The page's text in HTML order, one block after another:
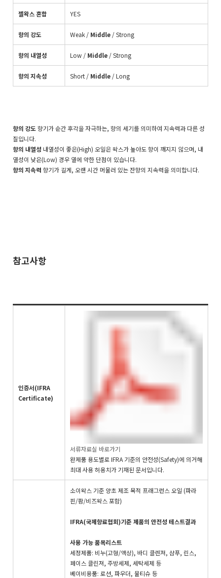
젤왁스 혼합 YES
향의 강도 Weak / Middle /Strong
향의 내열성 Low / Middle / Strong
향의 지속성 Short / Middle / Long
향의 강도향기가 순간 후각을 자극하는, 향의 세기를 의미하여 지속력과 다른 성
질입니다.
향의 내열성 내열성이 좋은(High) 오일은 왁스가 높아도 향이 깨지지 않으며, 내
열성이 낮은(Low) 경우 열에 약한 단점이 있습니다.
향의 지속력 향기가 길게, 오랜 시간 머물러 있는 잔향의 지속력을 의미합니다.
참고사항
인증서(IFRA
Certificate)
서류자료실 바로가기
완제품 용도별로 IFRA 기준의 안전성(Safety)에 의거해
최대 사용 허용치가 기재된 문서입니다.
소이왁스 기준 양초 제조 목적 프래그런스 오일 (파라
핀/팜/비즈왁스 포함)
IFRA(국제향료협회)기준 제품의 안전성 테스트결과
사용 가능 품목리스트
세정제품: 비누(고형/액상), 바디 클렌져, 샴푸, 린스,
페이스 클린져, 주방세제, 세탁세제 등
베이비용품: 로션, 파우더, 물티슈 등